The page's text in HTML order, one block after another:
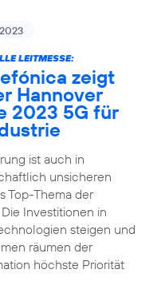
LEITMESSE:
zeigt
Hannover
2023 5G für
ist auch in
unsicheren
Top-Thema der
Investitionen in
steigen und
räumen der
höchste Priorität